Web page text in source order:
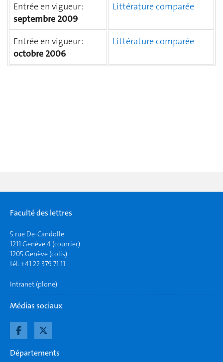
Entrée en vigueur :
septembre 2009
Littérature comparée
Entrée en vigueur :
octobre 2006
Littérature comparée
Faculté des lettres
5 rue De-Candolle
1211 Genève 4 (courrier)
1205 Genève (colis)
tél. +41 22 379 71 11
Intranet (plone)
Médias sociaux
Départements